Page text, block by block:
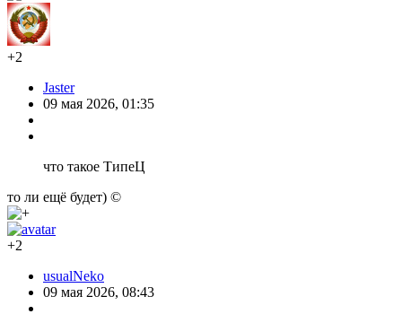
+2
Jaster
09 мая 2026, 01:35
что такое ТипеЦ
то ли ещё будет) ©
+2
usualNeko
09 мая 2026, 08:43